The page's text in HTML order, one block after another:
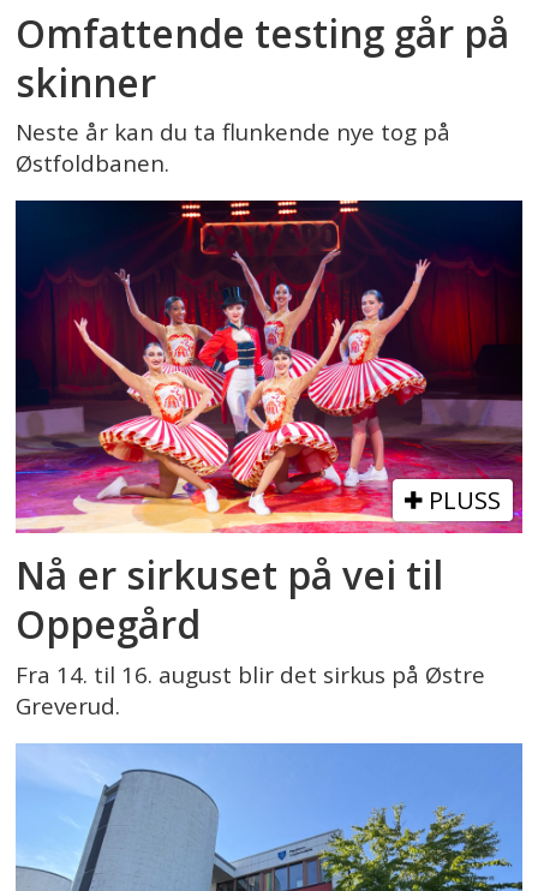
Omfattende testing går på
skinner
Neste år kan du ta flunkende nye tog på
Østfoldbanen.
PLUSS
Nå er sirkuset på vei til
Oppegård
Fra 14. til 16. august blir det sirkus på Østre
Greverud.